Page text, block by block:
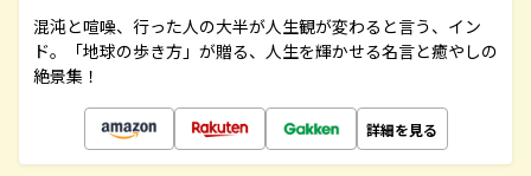
混沌と喧噪、行った人の大半が人生観が変わると言う、イン
ド。「地球の歩き方」が贈る、人生を輝かせる名言と癒やしの
絶景集！
詳細を見る